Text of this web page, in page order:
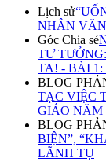
Lịch sử
NHÂN
Góc Chia sẻ
TƯ
TA! - BÀI
BLOG
TẠC VIỆC
GIÁO NĂM
BLOG
BIỆN”,
LÃNH TỤ